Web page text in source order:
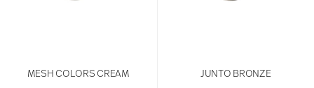
MESH COLORS CREAM JUNTO BRONZE